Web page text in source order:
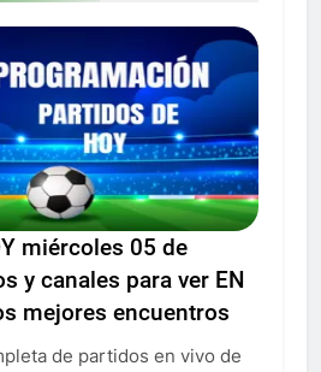
miércoles 05 de
y canales para ver EN
mejores encuentros
de partidos en vivo de